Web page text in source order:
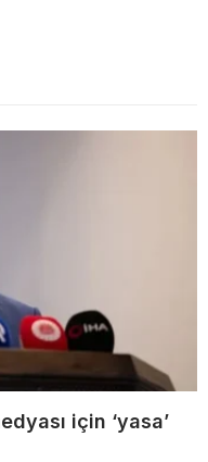
için ‘yasa’